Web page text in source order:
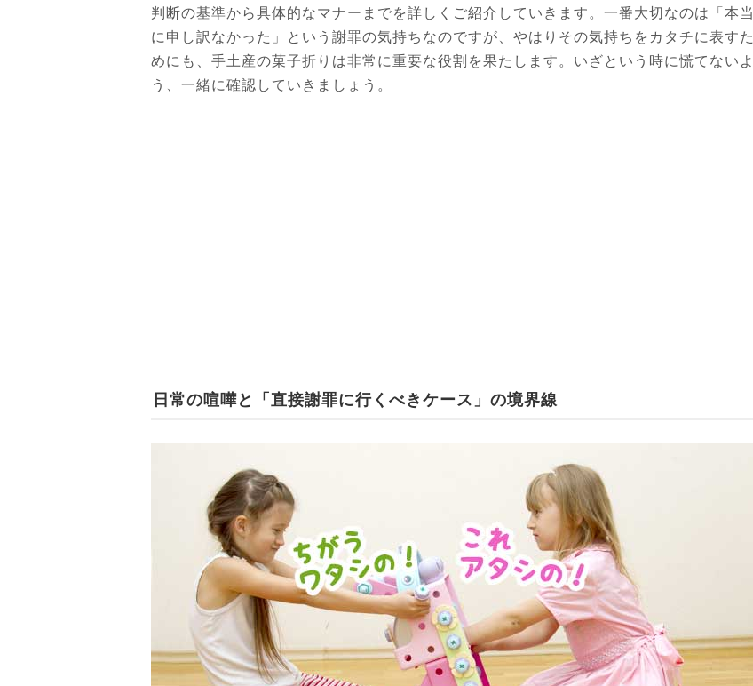
判断の基準から具体的なマナーまでを詳しくご紹介していきます。一番大切なのは「本当
に申し訳なかった」という謝罪の気持ちなのですが、やはりその気持ちをカタチに表すた
めにも、手土産の菓子折りは非常に重要な役割を果たします。いざという時に慌てないよ
う、一緒に確認していきましょう。
日常の喧嘩と「直接謝罪に行くべきケース」の境界線